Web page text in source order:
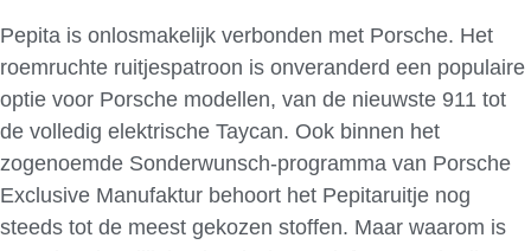
Pepita is onlosmakelijk verbonden met Porsche. Het
roemruchte ruitjespatroon is onveranderd een populaire
optie voor Porsche modellen, van de nieuwste 911 tot
de volledig elektrische Taycan. Ook binnen het
zogenoemde Sonderwunsch-programma van Porsche
Exclusive Manufaktur behoort het Pepitaruitje nog
steeds tot de meest gekozen stoffen. Maar waarom is